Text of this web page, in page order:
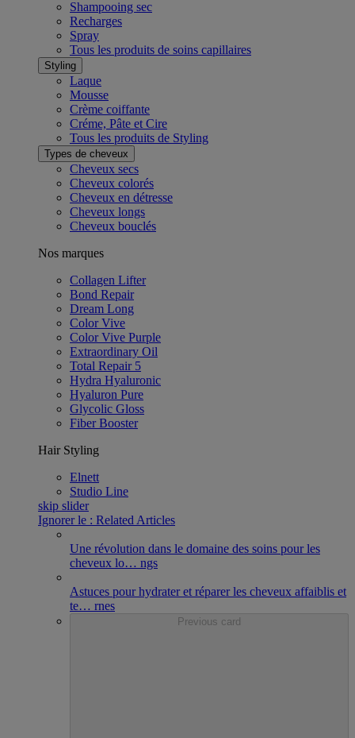
Shampooing sec
Recharges
Spray
Tous les produits de soins capillaires
Styling
Laque
Mousse
Crème coiffante
Créme, Pâte et Cire
Tous les produits de Styling
Types de cheveux
Cheveux secs
Cheveux colorés
Cheveux en détresse
Cheveux longs
Cheveux bouclés
Nos marques
Collagen Lifter
Bond Repair
Dream Long
Color Vive
Color Vive Purple
Extraordinary Oil
Total Repair 5
Hydra Hyaluronic
Hyaluron Pure
Glycolic Gloss
Fiber Booster
Hair Styling
Elnett
Studio Line
skip slider
Ignorer le : Related Articles
Une révolution dans le domaine des soins pour les
cheveux lo… ngs
Astuces pour hydrater et réparer les cheveux affaiblis et
te… rnes
Previous card